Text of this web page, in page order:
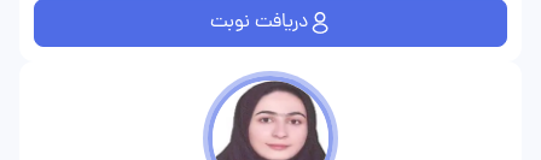
دریافت نوبت